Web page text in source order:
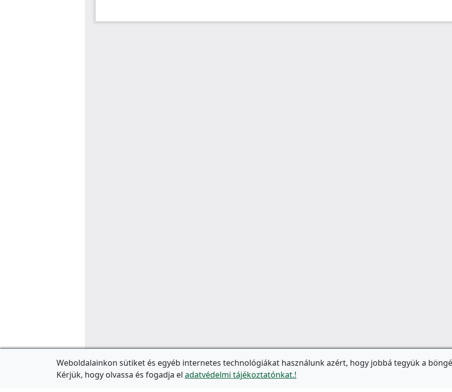
Weboldalainkon sütiket és egyéb internetes technológiákat használunk azért, hogy jobbá tegyük a
Kérjük, hogy olvassa és fogadja el adatvédelmi tájékoztatónkat.!